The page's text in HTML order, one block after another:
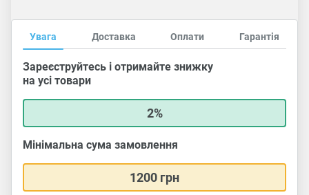
Увага Доставка Оплати Гарантія
Зареєструйтесь і отримайте знижку
на усі товари
2%
Мінімальна сума замовлення
1200 грн